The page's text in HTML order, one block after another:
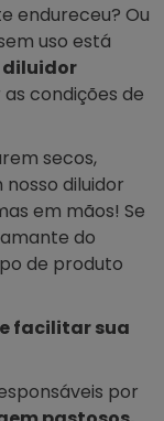
endureceu? Ou
uso está
diluidor
condições de
secos,
diluidor
em mãos! Se
do
de produto
facilitar sua
por